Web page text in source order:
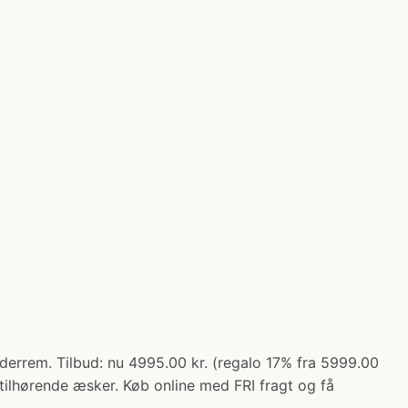
Tilbud: nu 4995.00 kr. (regalo 17% fra 5999.00
æsker. Køb online med FRI fragt og få